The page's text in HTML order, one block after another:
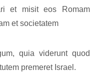
et misit eos Romam
et societatem
quia viderunt quod
premeret Israel.